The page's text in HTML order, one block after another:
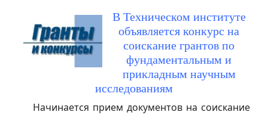
В Техническом институте
объявляется конкурс на
соискание грантов по
фундаментальным и
прикладным научным
исследованиям
Начинается прием документов на соискание